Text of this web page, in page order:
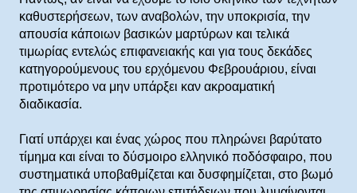
καθυστερήσεων, των αναβολών, την υποκρισία, την
απουσία κάποιων βασικών μαρτύρων και τελικά
τιμωρίας εντελώς επιφανειακής και για τους δεκάδες
κατηγορούμενους του ερχόμενου Φεβρουάριου, είναι
προτιμότερο να μην υπάρξει καν ακροαματική
διαδικασία.
Γιατί υπάρχει και ένας χώρος που πληρώνει βαρύτατο
τίμημα και είναι το δύσμοιρο ελληνικό ποδόσφαιρο, που
συστηματικά υποβαθμίζεται και δυσφημίζεται, στο βωμό